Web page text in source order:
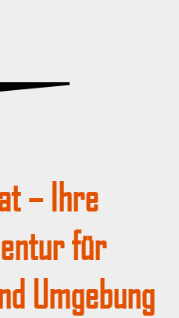
– Ihre
für
Umgebung